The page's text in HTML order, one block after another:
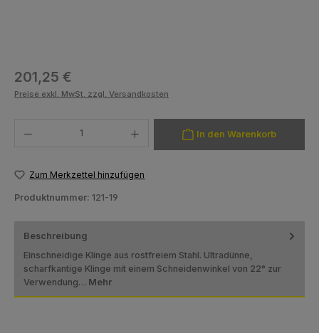
Regulärer Preis:
201,25 €
Preise exkl. MwSt. zzgl. Versandkosten
In den Warenkorb
Zum Merkzettel hinzufügen
Produktnummer: 121-19
Beschreibung
Einschneidige Klinge aus rostfreiem Stahl. Ultradünne,
scharfkantige Klinge mit einem Schneidenwinkel von 22° zur
Verwendung… Mehr